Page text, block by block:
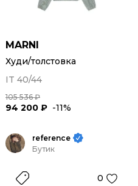
MARNI
Худи/толстовка
IT 40/44
105 536 ₽
94 200 ₽ -11%
reference
Бутик
0